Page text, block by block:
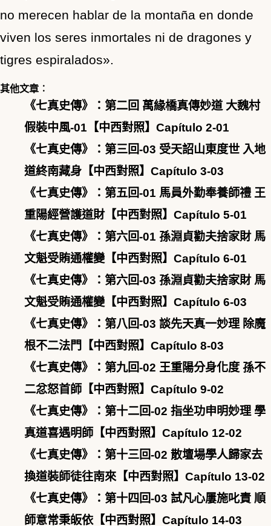
no merecen hablar de la montaña en donde
viven los seres inmortales ni de dragones y
tigres espiralados».
其他文章︰
《七真史傳》：第二回 萬緣橋真傳妙道 大魏村
假裝中風-01【中西對照】Capítulo 2-01
《七真史傳》：第三回-03 受天詔山東度世 入地
道終南藏身【中西對照】Capítulo 3-03
《七真史傳》：第五回-01 馬員外勤奉養師禮 王
重陽經營護道財【中西對照】Capítulo 5-01
《七真史傳》：第六回-01 孫淵貞勸夫捨家財 馬
文魁受賄通權變【中西對照】Capítulo 6-01
《七真史傳》：第六回-03 孫淵貞勸夫捨家財 馬
文魁受賄通權變【中西對照】Capítulo 6-03
《七真史傳》：第八回-03 談先天真一妙理 除魔
根不二法門【中西對照】Capítulo 8-03
《七真史傳》：第九回-02 王重陽分身化度 孫不
二忿怒首師【中西對照】Capítulo 9-02
《七真史傳》：第十二回-02 指坐功申明妙理 學
真道喜遇明師【中西對照】Capítulo 12-02
《七真史傳》：第十三回-02 散壇場學人歸家去
換道裝師徒往南來【中西對照】Capítulo 13-02
《七真史傳》：第十四回-03 試凡心屢施叱責 順
師意常秉皈依【中西對照】Capítulo 14-03